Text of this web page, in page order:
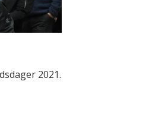
2021.